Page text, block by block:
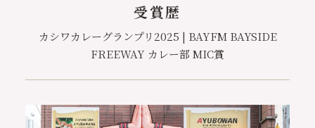
受賞歴
カシワカレーグランプリ2025 | BAYFM BAYSIDE
FREEWAY カレー部 MIC賞